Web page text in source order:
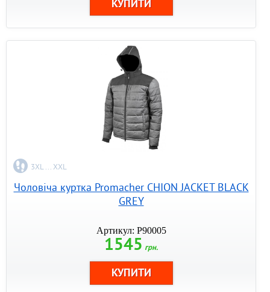
3XL ... XXL
Чоловіча куртка Promacher CHION JACKET BLACK
GREY
Артикул: P90005
1545 грн.